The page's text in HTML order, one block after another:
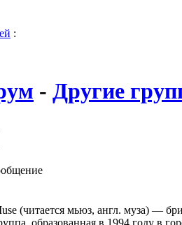
:
- Другие
(читается мьюз, англ. муза) —
образованная в 1994 году в